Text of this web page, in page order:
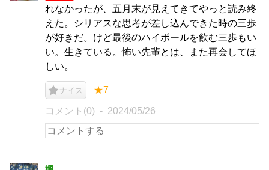
れなかったが、五月末が見えてきてやっと読み終
えた。シリアスな思考が差し込んできた時の三歩
が好きだ。けど最後のハイボールを飲む三歩もい
い。生きている。怖い先輩とは、また再会してほ
しい。
ナイス ★7
コメント(0) 2024/05/26